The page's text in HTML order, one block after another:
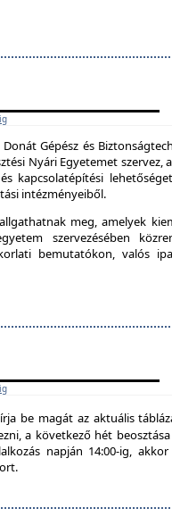
Gépész és
Nyári Egyetemet szervez,
kapcsolatépítési
intézményeiből.
meg, amelyek
szervezésében
bemutatókon, valós
be magát az aktuális
a következő hét
napján 14:00-ig,